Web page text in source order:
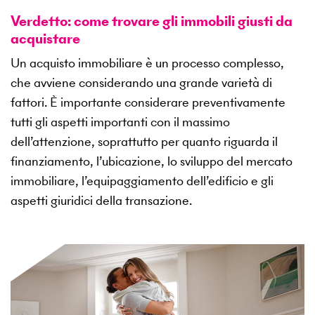
Verdetto: come trovare gli immobili giusti da
acquistare
Un acquisto immobiliare è un processo complesso,
che avviene considerando una grande varietà di
fattori. È importante considerare preventivamente
tutti gli aspetti importanti con il massimo
dell’attenzione, soprattutto per quanto riguarda il
finanziamento, l’ubicazione, lo sviluppo del mercato
immobiliare, l’equipaggiamento dell’edificio e gli
aspetti giuridici della transazione.